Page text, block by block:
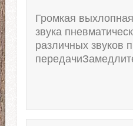
Громкая
звука
различных звуков